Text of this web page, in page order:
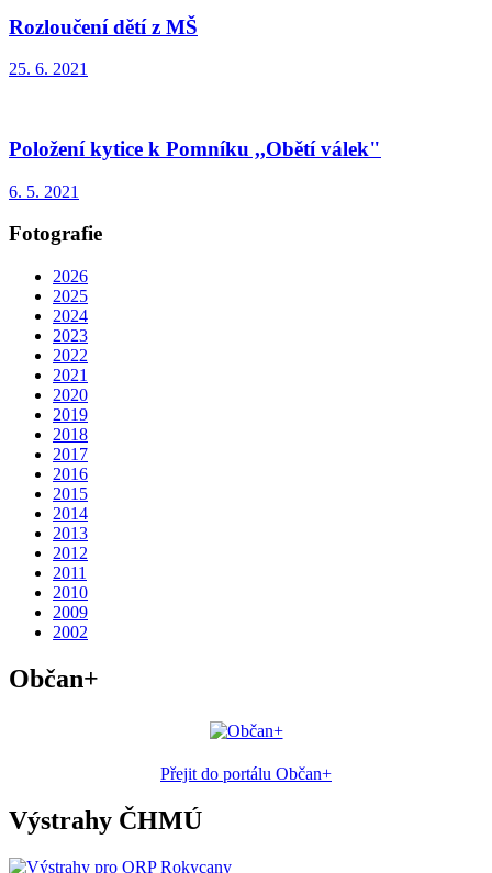
Rozloučení dětí z MŠ
25. 6. 2021
Položení kytice k Pomníku ,,Obětí válek"
6. 5. 2021
Fotografie
2026
2025
2024
2023
2022
2021
2020
2019
2018
2017
2016
2015
2014
2013
2012
2011
2010
2009
2002
Občan+
Přejit do portálu Občan+
Výstrahy ČHMÚ